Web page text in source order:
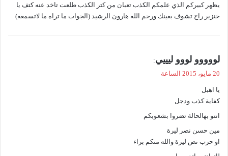
ل
يظهر كبيركم الذي علمكم الكذب تعبان من كتر الكذب طلعت تاخد عنه كتف يا
خنزير راح تشوف بعينك ورحم الله هارون الرشيد (الجواب ما تراه ما لاتسمعه)
ي
ل
لووووو لووو ليييي:
20 مايو، 2015 الساعة
يا اهبل
كفاية كذب ودجل
انتو بهالحالة تضروا بشعوبكم
مين حسن نصر ليرة
او حزب نص ليرة والله منكم براء